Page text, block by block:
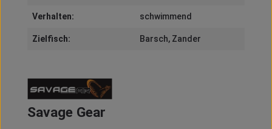
Verhalten: schwimmend
Zielfisch: Barsch, Zander
Savage Gear